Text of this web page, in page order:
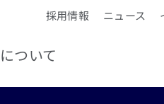
採用情報 ニュース
ついて